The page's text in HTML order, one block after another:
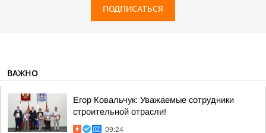
ПОДПИСАТЬСЯ
ВАЖНО
Егор Ковальчук: Уважаемые сотрудники
строительной отрасли!
09:24